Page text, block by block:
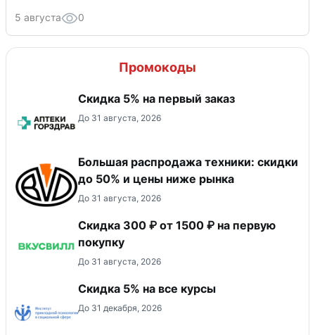
5 августа 0
Промокоды
Скидка 5% на первый заказ
До 31 августа, 2026
Большая распродажа техники: скидки
до 50% и цены ниже рынка
До 31 августа, 2026
Скидка 300 ₽ от 1500 ₽ на первую
покупку
До 31 августа, 2026
Скидка 5% на все курсы
До 31 декабря, 2026